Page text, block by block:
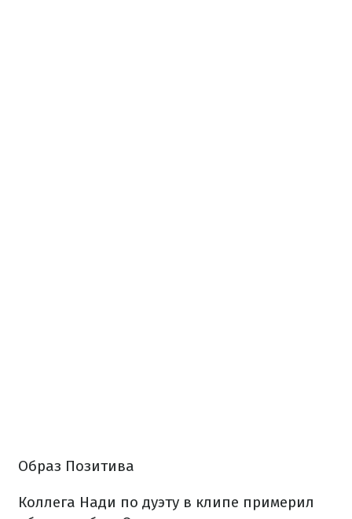
Образ Позитива
Коллега Нади по дуэту в клипе примерил